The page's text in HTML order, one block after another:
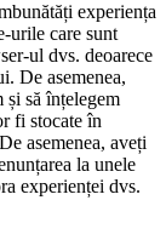
experiența
urile care sunt
ul dvs. deoarece
De asemenea,
și să înțelegem
fi stocate în
asemenea, aveți
la unele
experienței dvs.